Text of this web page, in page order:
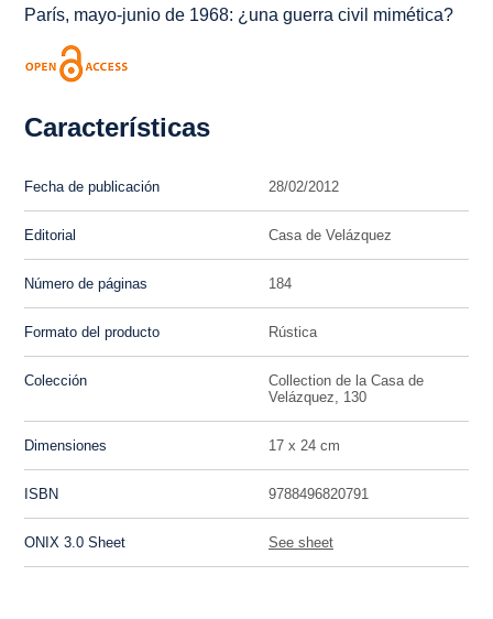
París, mayo-junio de 1968: ¿una guerra civil mimética?
Características
Fecha de publicación 28/02/2012
Editorial Casa de Velázquez
Número de páginas 184
Formato del producto Rústica
Colección
Collection de la Casa de
Velázquez, 130
Dimensiones 17 x 24 cm
ISBN 9788496820791
ONIX 3.0 Sheet See sheet